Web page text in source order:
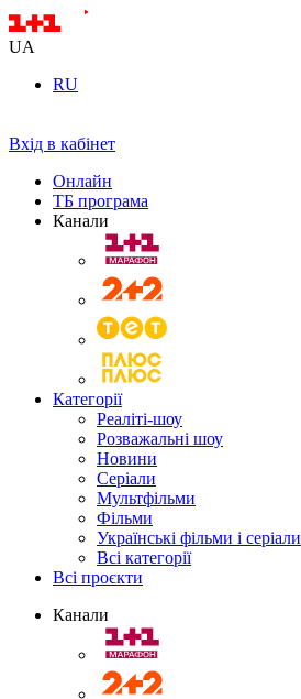
UA
RU
Вхід в кабінет
Онлайн
ТБ програма
Канали
Категорії
Реаліті-шоу
Розважальні шоу
Новини
Серіали
Мультфільми
Фільми
Українські фільми і серіали
Всі категорії
Всі проєкти
Канали